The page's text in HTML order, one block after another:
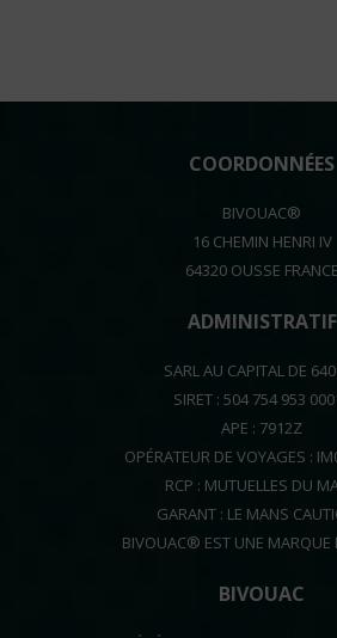
COORDONNÉES
BIVOUAC®
16 CHEMIN HENRI IV
64320 OUSSE FRANCE
ADMINISTRATIF
SARL AU CAPITAL DE
SIRET : 504 754 953
APE : 7912Z
OPÉRATEUR DE VOYAGES :
RCP : MUTUELLES DU
GARANT : LE MANS
BIVOUAC® EST UNE MARQUE
BIVOUAC